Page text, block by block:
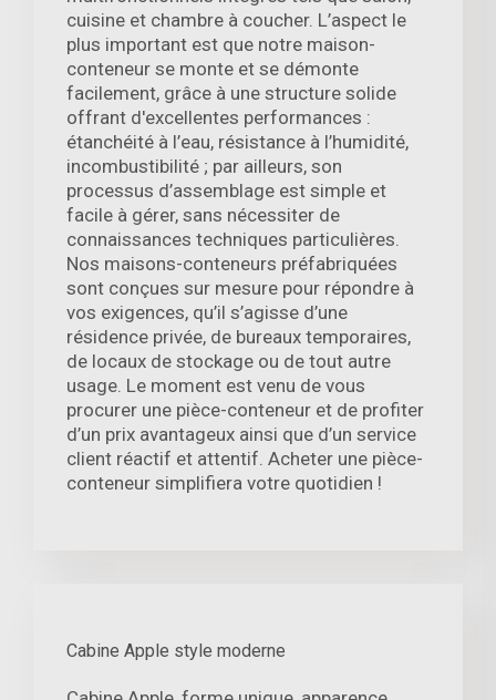
cuisine et chambre à coucher. L’aspect le
plus important est que notre maison-
conteneur se monte et se démonte
facilement, grâce à une structure solide
offrant d'excellentes performances :
étanchéité à l’eau, résistance à l’humidité,
incombustibilité ; par ailleurs, son
processus d’assemblage est simple et
facile à gérer, sans nécessiter de
connaissances techniques particulières.
Nos maisons-conteneurs préfabriquées
sont conçues sur mesure pour répondre à
vos exigences, qu’il s’agisse d’une
résidence privée, de bureaux temporaires,
de locaux de stockage ou de tout autre
usage. Le moment est venu de vous
procurer une pièce-conteneur et de profiter
d’un prix avantageux ainsi que d’un service
client réactif et attentif. Acheter une pièce-
conteneur simplifiera votre quotidien !
Cabine Apple style moderne